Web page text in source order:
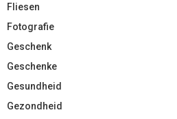
Fliesen
Fotografie
Geschenk
Geschenke
Gesundheid
Gezondheid